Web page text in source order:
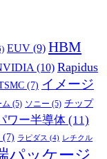
EUV (9) HBM
(10) Rapidus
(7) イメージ
ム (5) ソニー (5) チップ
ワー半導体 (11)
(7) ラピダス (4) レチクル
パッケージ